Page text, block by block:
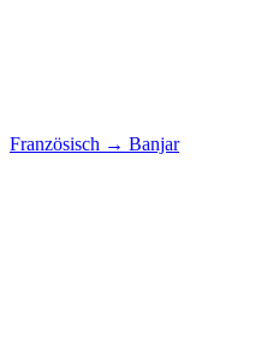
Französisch → Banjar